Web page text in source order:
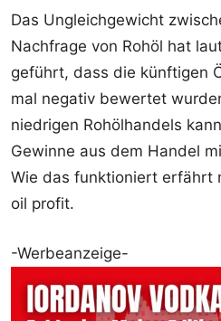
Das Ungleichgewicht
Nachfrage von Rohöl hat
geführt, dass die künftigen
mal negativ bewertet
niedrigen Rohölhandels
Gewinne aus dem Handel
Wie das funktioniert erfährt
oil profit.
-Werbeanzeige-